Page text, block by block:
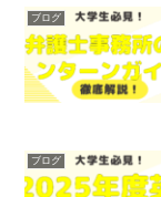
ブログ
ブログ